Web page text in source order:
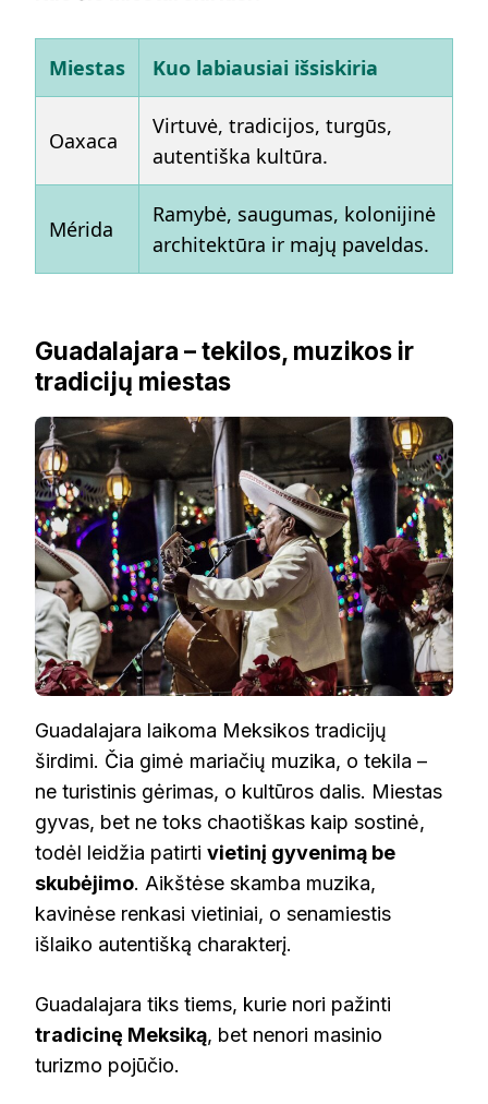
Miestas Kuo labiausiai išsiskiria
Oaxaca
Virtuvė, tradicijos, turgūs,
autentiška kultūra.
Mérida
Ramybė, saugumas, kolonijinė
architektūra ir majų paveldas.
Guadalajara – tekilos, muzikos ir
tradicijų miestas
Guadalajara laikoma Meksikos tradicijų
širdimi. Čia gimė mariačių muzika, o tekila –
ne turistinis gėrimas, o kultūros dalis. Miestas
gyvas, bet ne toks chaotiškas kaip sostinė,
todėl leidžia patirti vietinį gyvenimą be
skubėjimo. Aikštėse skamba muzika,
kavinėse renkasi vietiniai, o senamiestis
išlaiko autentišką charakterį.
Guadalajara tiks tiems, kurie nori pažinti
tradicinę Meksiką, bet nenori masinio
turizmo pojūčio.